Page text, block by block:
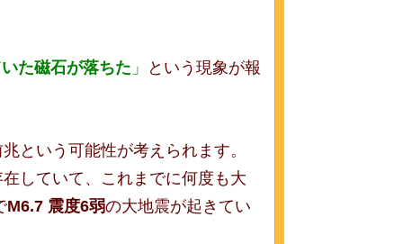
た磁石が落ちた 」 という現象が報
という可能性が考えられます。
していて、これまでに何度も大
M6.7 震度6弱の大地震が起きてい